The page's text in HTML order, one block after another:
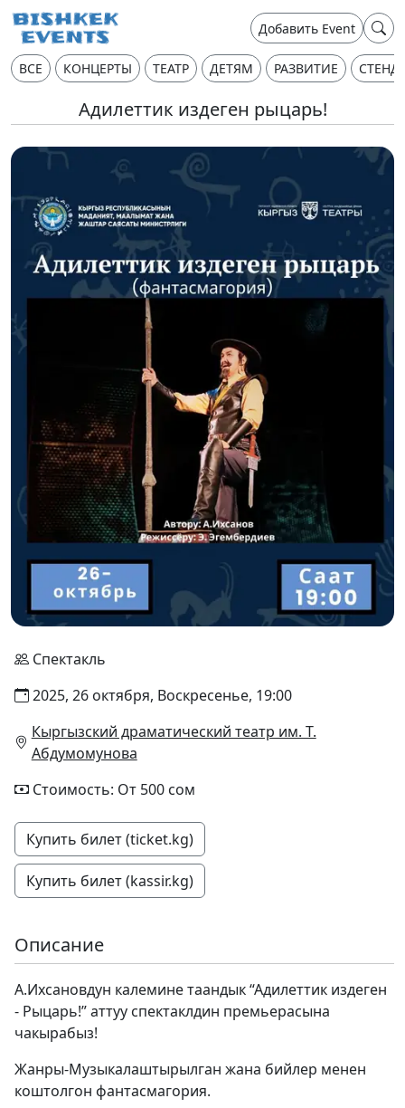
Добавить Event
ВСЕ КОНЦЕРТЫ ТЕАТР ДЕТЯМ РАЗВИТИЕ
Адилеттик издеген рыцарь!
Спектакль
2025, 26 октября, Воскресенье, 19:00
Кыргызский драматический театр им. Т.
Абдумомунова
Стоимость: От 500 сом
Купить билет (ticket.kg)
Купить билет (kassir.kg)
Описание
А.Ихсановдун калемине таандык “Адилеттик издеген
- Рыцарь!” аттуу спектаклдин премьерасына
чакырабыз!
Жанры-Музыкалаштырылган жана бийлер менен
коштолгон фантасмагория.